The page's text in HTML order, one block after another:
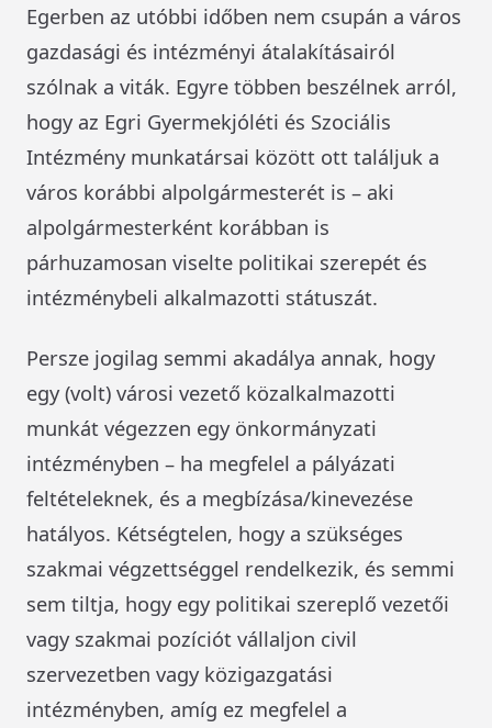
Egerben az utóbbi időben nem csupán a város
gazdasági és intézményi átalakításairól
szólnak a viták. Egyre többen beszélnek arról,
hogy az Egri Gyermekjóléti és Szociális
Intézmény munkatársai között ott találjuk a
város korábbi alpolgármesterét is – aki
alpolgármesterként korábban is
párhuzamosan viselte politikai szerepét és
intézménybeli alkalmazotti státuszát.
Persze jogilag semmi akadálya annak, hogy
egy (volt) városi vezető közalkalmazotti
munkát végezzen egy önkormányzati
intézményben – ha megfelel a pályázati
feltételeknek, és a megbízása/kinevezése
hatályos. Kétségtelen, hogy a szükséges
szakmai végzettséggel rendelkezik, és semmi
sem tiltja, hogy egy politikai szereplő vezetői
vagy szakmai pozíciót vállaljon civil
szervezetben vagy közigazgatási
intézményben, amíg ez megfelel a